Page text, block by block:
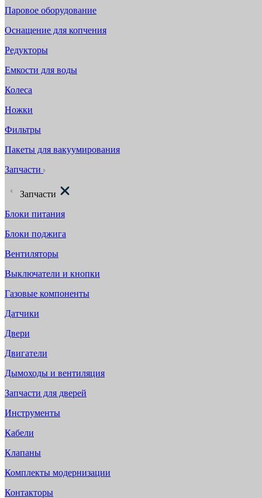
Паровое оборудование
Оснащение для копчения
Редукторы
Емкости для воды
Колеса
Ножки
Фильтры
Пакеты для вакуумирования
Запчасти
Запчасти
Блоки питания
Блоки поджига
Вентиляторы
Выключатели и кнопки
Газовые компоненты
Датчики
Двери
Двигатели
Дымоходы и вентиляция
Запчасти для дверей
Инструменты
Кабели
Клапаны
Комплекты модернизации
Контакторы